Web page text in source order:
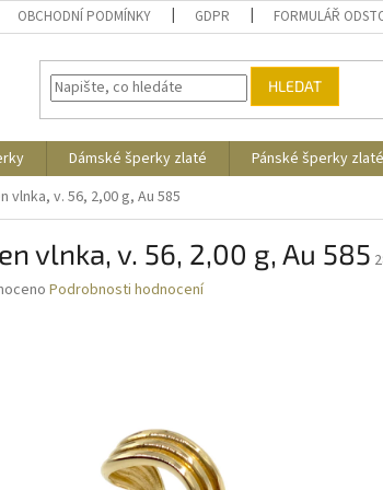
OBCHODNÍ PODMÍNKY GDPR FORMULÁŘ
HLEDAT
Dámské šperky zlaté Pánské šperky zlaté
vlnka, v. 56, 2,00 g, Au 585
vlnka, v. 56, 2,00 g, Au 585
Podrobnosti hodnocení